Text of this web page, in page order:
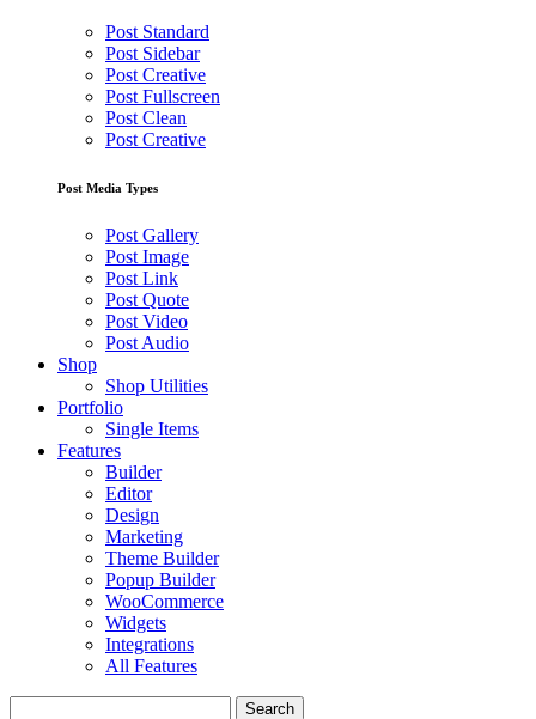
Post Standard
Post Sidebar
Post Creative
Post Fullscreen
Post Clean
Post Creative
Post Media Types
Post Gallery
Post Image
Post Link
Post Quote
Post Video
Post Audio
Shop
Shop Utilities
Portfolio
Single Items
Features
Builder
Editor
Design
Marketing
Theme Builder
Popup Builder
WooCommerce
Widgets
Integrations
All Features
Search